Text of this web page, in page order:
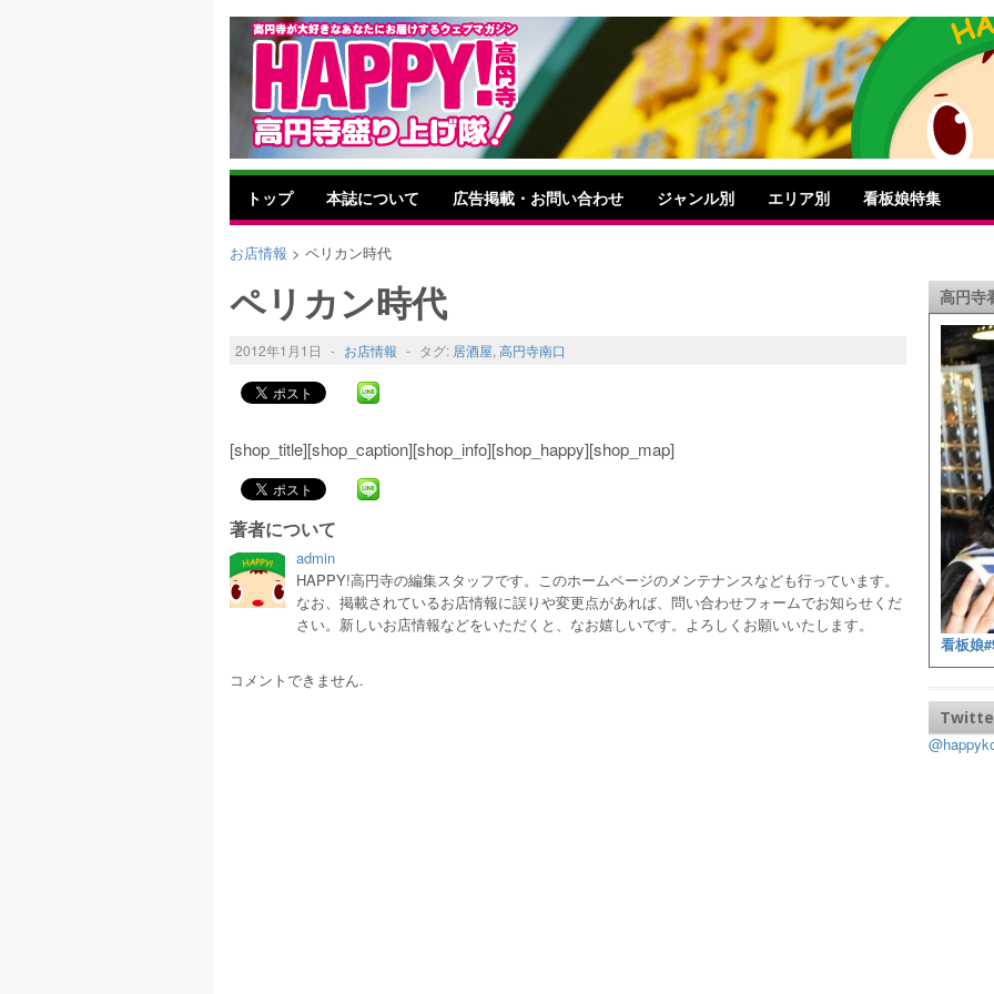
トップ 本誌について 広告掲載・お問い合わせ ジャンル別 エリア別 看板娘特集
お店情報 > ペリカン時代
ペリカン時代
2012年1月1日 - お店情報 - タグ: 居酒屋, 高円寺南口
[shop_title][shop_caption][shop_info][shop_happy][shop_map]
著者について
admin
HAPPY!高円寺の編集スタッフです。このホームページのメンテナンスなども行っています。
なお、掲載されているお店情報に誤りや変更点があれば、問い合わせフォームでお知らせくだ
さい。新しいお店情報などをいただくと、なお嬉しいです。よろしくお願いいたします。
コメントできません.
高円寺
看板娘